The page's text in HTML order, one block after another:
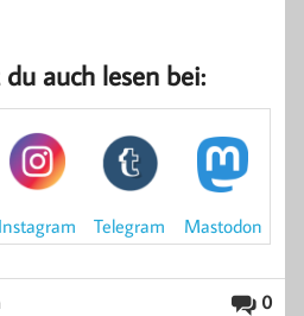
auch lesen bei:
Instagram Telegram Mastodon
0